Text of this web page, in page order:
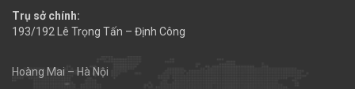
Trụ sở chính:
193/192 Lê Trọng Tấn – Định Công
Hoàng Mai – Hà Nội